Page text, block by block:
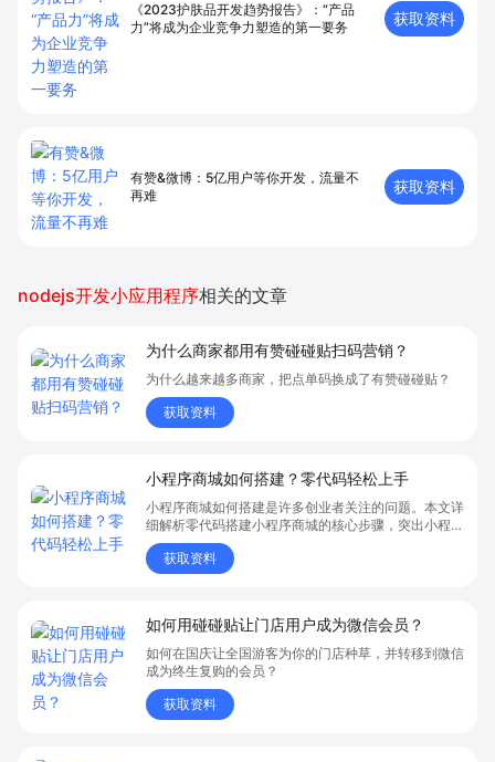
《2023护肤品开发趋势报告》：“产品
力”将成为企业竞争力塑造的第一要务
获取资料
有赞&微博：5亿用户等你开发，流量不
再难
获取资料
nodejs开发小应用程序相关的文章
为什么商家都用有赞碰碰贴扫码营销？
为什么越来越多商家，把点单码换成了有赞碰碰贴？
获取资料
小程序商城如何搭建？零代码轻松上手
小程序商城如何搭建是许多创业者关注的问题。本文详
细解析零代码搭建小程序商城的核心步骤，突出小程序
商城、商城搭建与零代码开店优势，帮助你轻松实现商
品上架、全渠道销售及高效会员运营，快速开启线上卖
货新模式。点击获取详细操作指南！
获取资料
如何用碰碰贴让门店用户成为微信会员？
如何在国庆让全国游客为你的门店种草，并转移到微信
成为终生复购的会员？
获取资料